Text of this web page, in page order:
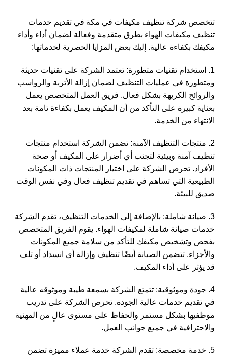
تتخصص شركة تنظيف مكيفات في مكة في تقديم خدمات
تنظيف مكيفات الهواء بطرق متقدمة وفعالة لضمان أداء وأداء
مكيفك بكفاءة عالية. إليك بعض المزايا الحصرية لخدماتها:
1. استخدام تقنيات متطورة: تعتمد الشركة على تقنيات حديثة
ومتطورة في عمليات التنظيف لضمان إزالة الأتربة والرواسب
والروائح الكريهة بشكل فعال. فريق العمل المتخصص يعمل
بعناية كبيرة على التأكد من أن المكيف يعمل بكفاءة تامة بعد
الانتهاء من الخدمة.
2. منتجات التنظيف الآمنة: تضمن الشركة استخدام منتجات
تنظيف آمنة وبيئية لتجنب أي أضرار على المكيف أو صحة
الأفراد. تحرص الشركة على اختيار المنتجات ذات المكونات
الطبيعية التي تساهم في تقديم تنظيف فعال وفي نفس الوقت
صديق للبيئة.
3. صيانة شاملة: بالإضافة إلى الخدمات التنظيف، تقدم الشركة
خدمات صيانة شاملة لمكيفات الهواء. يقوم الفريق المتخصص
بفحص وتشخيص مكيفك للتأكد من سلامة جميع المكونات
والأجزاء. تتضمن الصيانة أيضًا تنظيف وإزالة أي انسداد أو تلف
قد يؤثر على أداء المكيف.
4. جودة وموثوقية: تتمتع الشركة بسمعة طيبة وموثوقه عالية
في تقديم خدمات عالية الجودة. تحرص الشركة على تدريب
موظفيها بشكل مستمر والحفاظ على مستوى عالٍ من المهنية
والاحترافية في جميع جوانب العمل.
5. خدمة مخصصة: تقدم الشركة خدمة عملاء مميزة تضمن